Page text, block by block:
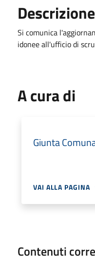
Descrizione
Si comunica
idonee all'ufficio di
A cura di
Giunta
VAI ALLA PAGINA
Contenuti